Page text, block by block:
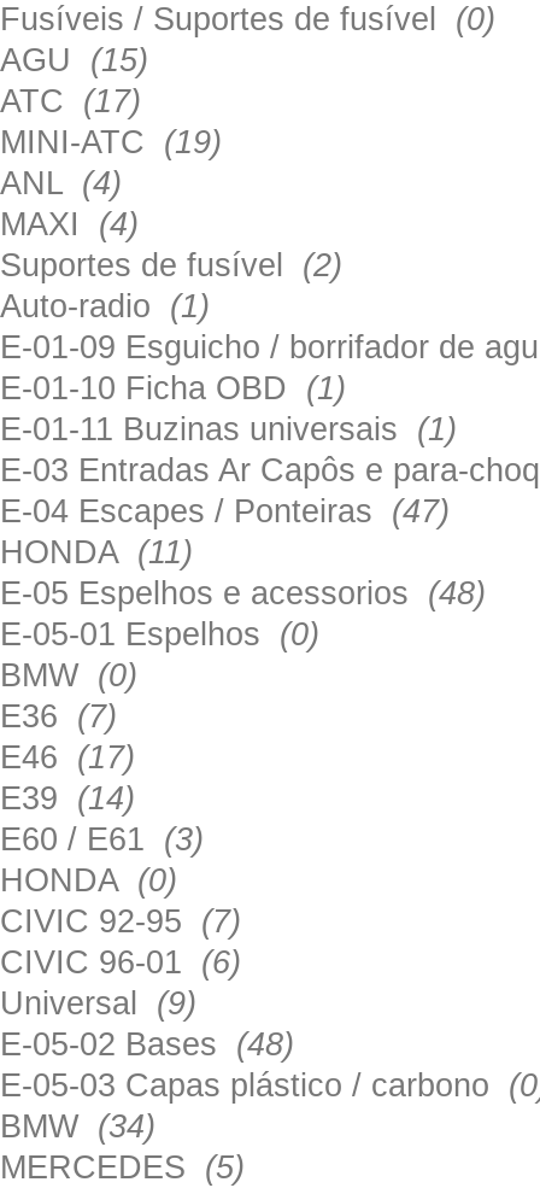
Fusíveis / Suportes de fusível (0)
AGU (15)
ATC (17)
MINI-ATC (19)
ANL (4)
MAXI (4)
Suportes de fusível (2)
Auto-radio (1)
E-01-09 Esguicho / borrifador de
E-01-10 Ficha OBD (1)
E-01-11 Buzinas universais (1)
E-03 Entradas Ar Capôs e para-
E-04 Escapes / Ponteiras (47)
HONDA (11)
E-05 Espelhos e acessorios (48)
E-05-01 Espelhos (0)
BMW (0)
E36 (7)
E46 (17)
E39 (14)
E60 / E61 (3)
HONDA (0)
CIVIC 92-95 (7)
CIVIC 96-01 (6)
Universal (9)
E-05-02 Bases (48)
E-05-03 Capas plástico / carbono
BMW (34)
MERCEDES (5)